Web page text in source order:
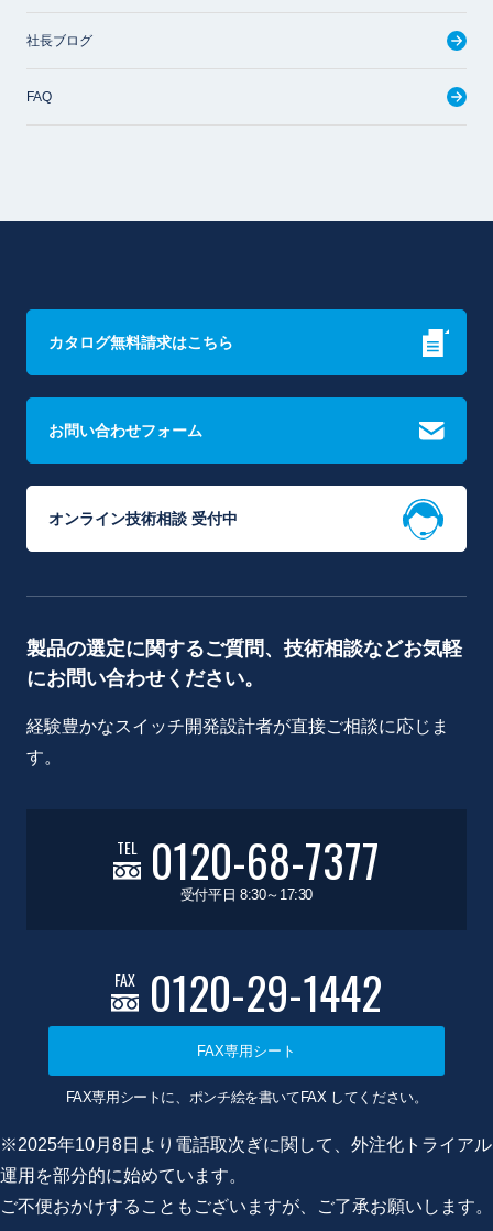
社長ブログ
FAQ
カタログ無料請求はこちら
お問い合わせフォーム
オンライン技術相談 受付中
製品の選定に関するご質問、技術相談などお気軽
にお問い合わせください。
経験豊かなスイッチ開発設計者が直接ご相談に応じま
す。
TEL 0120-68-7377
受付平日 8:30～17:30
FAX 0120-29-1442
FAX専用シート
FAX専用シートに、ポンチ絵を書いてFAX してください。
※2025年10月8日より電話取次ぎに関して、外注化トライアル
運用を部分的に始めています。
ご不便おかけすることもございますが、ご了承お願いします。